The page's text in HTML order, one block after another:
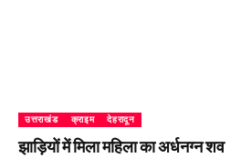
उत्तराखंड क्राइम देहरादून
झाड़ियों में मिला महिला का अर्धनग्न शव